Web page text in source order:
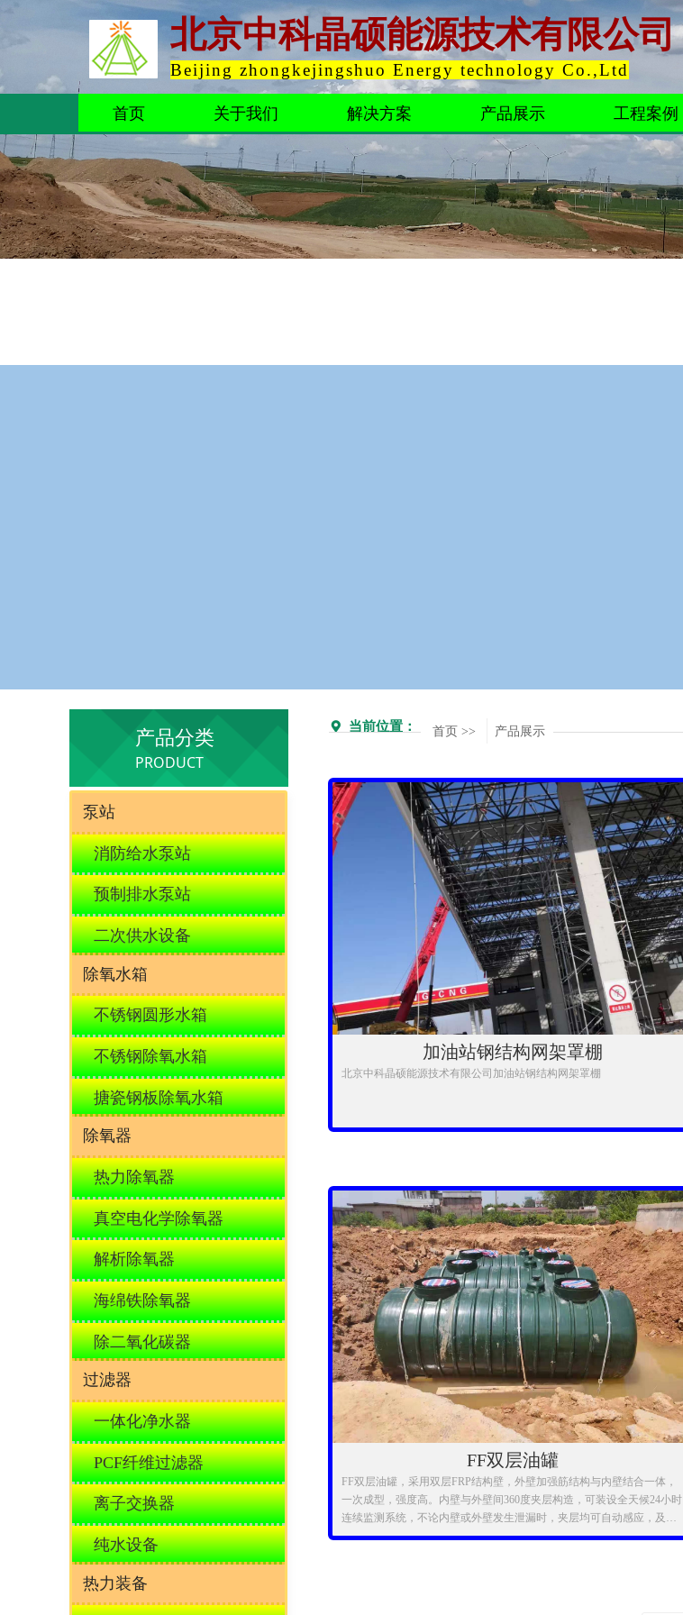
首页 关于我们 解决方案 产品展示 工程案例
北京中科晶硕能源技术有限公司
Beijing zhongkejingshuo Energy technology Co.,Ltd
加油站钢结构网架罩棚
北京中科晶硕能源技术有限公司加油站钢结构网架罩棚
FF双层油罐
FF双层油罐，采用双层FRP结构壁，外壁加强筋结构与内壁结合一体，
一次成型，强度高。内壁与外壁间360度夹层构造，可装设全天候24小时
连续监测系统，不论内壁或外壁发生泄漏时，夹层均可自动感应，及时
报警，及时抢修，有效杜绝漏油造成的污染，符合国家环保要求。
产品分类
PRODUCT
끇 当前位置： 首页 >> 产品展示
泵站
消防给水泵站
预制排水泵站
二次供水设备
除氧水箱
不锈钢圆形水箱
不锈钢除氧水箱
搪瓷钢板除氧水箱
除氧器
热力除氧器
真空电化学除氧器
解析除氧器
海绵铁除氧器
除二氧化碳器
过滤器
一体化净水器
PCF纤维过滤器
离子交换器
纯水设备
热力装备